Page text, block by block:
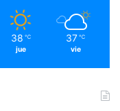
38 ℃
jue
37 ℃
vie